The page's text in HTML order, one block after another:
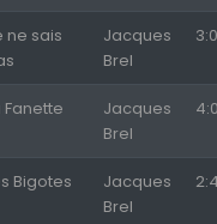
ne sais
Jacques
Brel
Fanette
Jacques
Brel
Bigotes
Jacques
Brel